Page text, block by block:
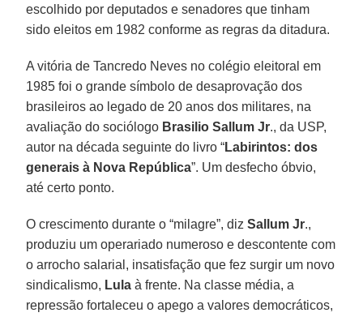
escolhido por deputados e senadores que tinham
sido eleitos em 1982 conforme as regras da ditadura.
A vitória de Tancredo Neves no colégio eleitoral em
1985 foi o grande símbolo de desaprovação dos
brasileiros ao legado de 20 anos dos militares, na
avaliação do sociólogo Brasilio Sallum Jr., da USP,
autor na década seguinte do livro “Labirintos: dos
generais à Nova República”. Um desfecho óbvio,
até certo ponto.
O crescimento durante o “milagre”, dizSallum Jr.,
produziu um operariado numeroso e descontente com
o arrocho salarial, insatisfação que fez surgir um novo
sindicalismo, Lula à frente. Na classe média, a
repressão fortaleceu o apego a valores democráticos,